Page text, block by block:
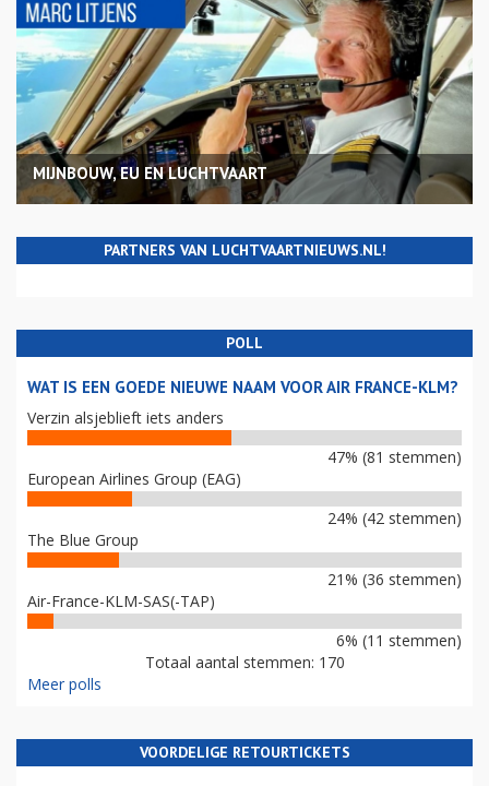
MIJNBOUW, EU EN LUCHTVAART
PARTNERS VAN LUCHTVAARTNIEUWS.NL!
POLL
WAT IS EEN GOEDE NIEUWE NAAM VOOR AIR FRANCE-KLM?
Verzin alsjeblieft iets anders
47% (81 stemmen)
European Airlines Group (EAG)
24% (42 stemmen)
The Blue Group
21% (36 stemmen)
Air-France-KLM-SAS(-TAP)
6% (11 stemmen)
Totaal aantal stemmen: 170
Meer polls
VOORDELIGE RETOURTICKETS